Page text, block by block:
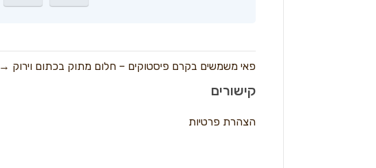
פאי משמשים בקרם פיסטוקים – חלום מתוק בכתום וירוק →
קישורים
הצהרת פרטיות